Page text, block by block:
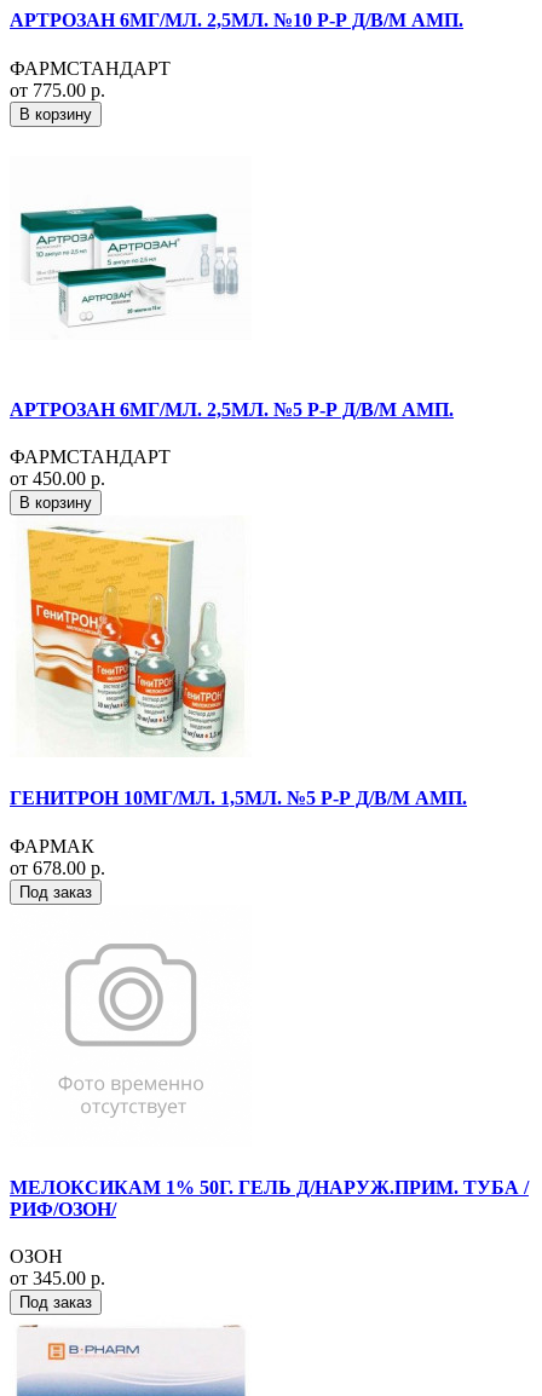
АРТРОЗАН 6МГ/МЛ. 2,5МЛ. №10 Р-Р Д/В/М АМП.
ФАРМСТАНДАРТ
от 775.00 р.
В корзину
АРТРОЗАН 6МГ/МЛ. 2,5МЛ. №5 Р-Р Д/В/М АМП.
ФАРМСТАНДАРТ
от 450.00 р.
В корзину
ГЕНИТРОН 10МГ/МЛ. 1,5МЛ. №5 Р-Р Д/В/М АМП.
ФАРМАК
от 678.00 р.
Под заказ
МЕЛОКСИКАМ 1% 50Г. ГЕЛЬ Д/НАРУЖ.ПРИМ. ТУБА /
РИФ/ОЗОН/
ОЗОН
от 345.00 р.
Под заказ